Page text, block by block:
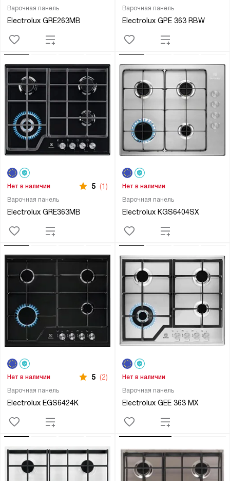
Варочная панель
Electrolux GRE263MB
Варочная панель
Electrolux GPE 363 RBW
Варочная панель
Electrolux GRE363MB
Нет в наличии 5 (1)
Варочная панель
Electrolux KGS6404SX
Нет в наличии
Варочная панель
Electrolux EGS6424K
Нет в наличии 5 (2)
Варочная панель
Electrolux GEE 363 MX
Нет в наличии